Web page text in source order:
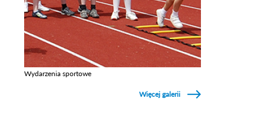
Wydarzenia sportowe
Więcej galerii